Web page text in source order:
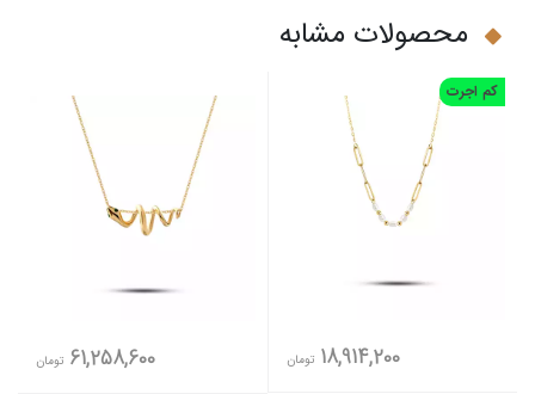
محصولات مشابه
کم اجرت
18,914,200 تومان 61,258,600 تومان